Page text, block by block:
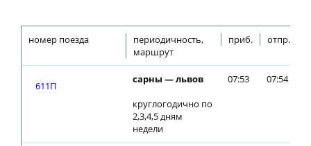
номер поезда
периодичность,
маршрут
приб. отпр.
611П
сарны — львов
круглогодично по
2,3,4,5 дням
недели
07:53 07:54